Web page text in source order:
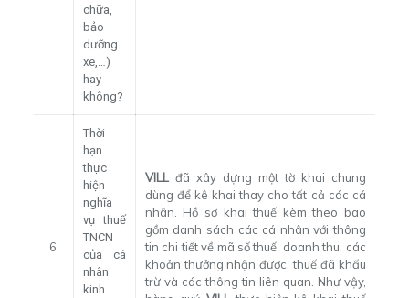
chữa,
bảo
dưỡng
xe,…)
hay
không?
6
Thời
hạn
thực
hiện
nghĩa
vụ thuế
TNCN
của cá
nhân
kinh
VILLđã xây dựng một tờ khai chung
dùng để kê khai thay cho tất cả các cá
nhân. Hồ sơ khai thuế kèm theo bao
gồm danh sách các cá nhân với thông
tin chi tiết về mã số thuế, doanh thu, các
khoản thưởng nhận được, thuế đã khấu
trừ và các thông tin liên quan. Như vậy,